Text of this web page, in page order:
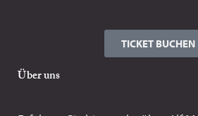
TICKET BUCHEN
Über uns